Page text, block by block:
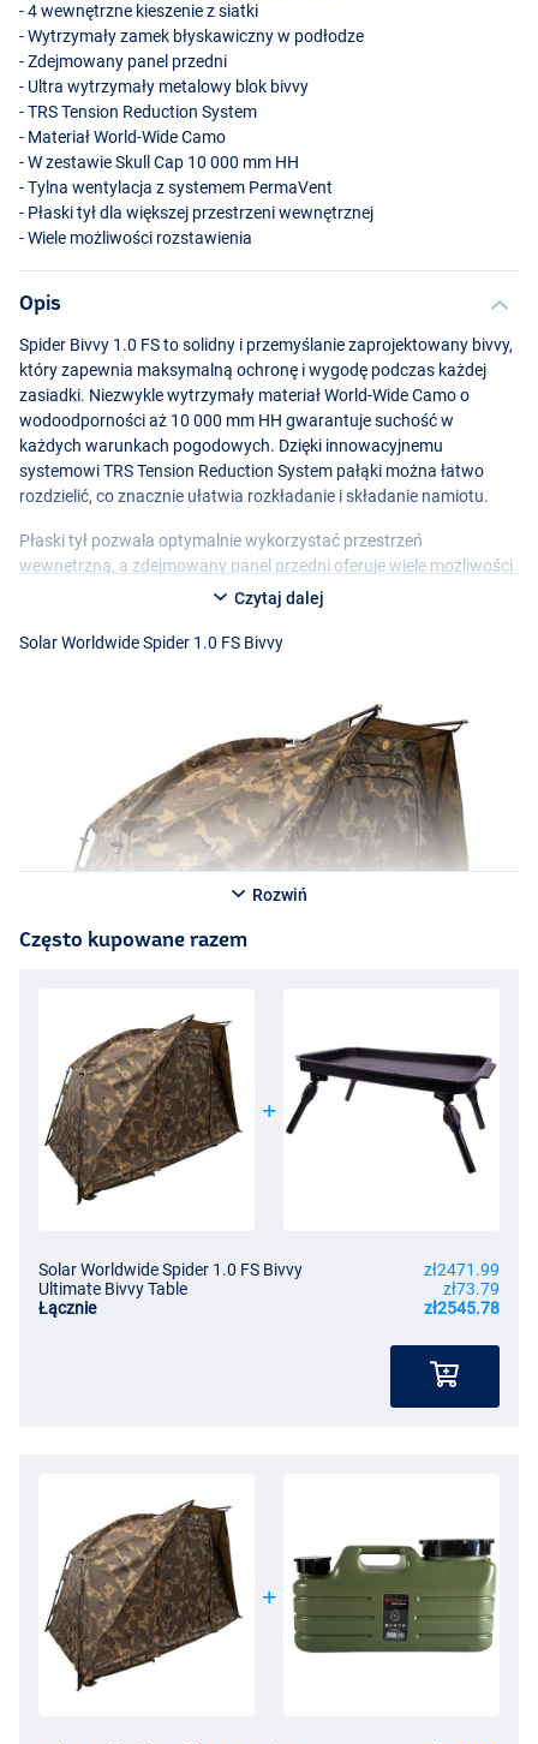
- 4 wewnętrzne kieszenie z siatki
- Wytrzymały zamek błyskawiczny w podłodze
- Zdejmowany panel przedni
- Ultra wytrzymały metalowy blok bivvy
-TRSTension Reduction System
- Materiał World-Wide Camo
- W zestawie Skull Cap 10 000 mm HH
- Tylna wentylacja z systemem PermaVent
- Płaski tył dla większej przestrzeni wewnętrznej
- Wiele możliwości rozstawienia
Opis
Spider Bivvy 1.0 FS to solidny i przemyślanie zaprojektowany bivvy,
który zapewnia maksymalną ochronę i wygodę podczas każdej
zasiadki. Niezwykle wytrzymały materiał World-Wide Camo o
wodoodporności aż 10 000 mm HH gwarantuje suchość w
każdych warunkach pogodowych. Dzięki innowacyjnemu
systemowiTRSTension Reduction System pałąki można łatwo
rozdzielić, co znacznie ułatwia rozkładanie i składanie namiotu.
Płaski tył pozwala optymalnie wykorzystać przestrzeń
wewnętrzną, a zdejmowany panel przedni oferuje wiele możliwości
konfiguracji. System wentylacji PermaVent z tyłu zapewnia
Wykończony mocnymi zamkami, wyposażony w wewnętrzne
wymagającego wędkarza. Solidna baza na każdą zasiadkę!
Czytaj dalej
Solar Worldwide Spider 1.0 FS Bivvy
Rozwiń
Często kupowane razem
Solar Worldwide Spider 1.0 FS Bivvy
zł2471.99
Ultimate Bivvy Table
zł73.79
Łącznie
zł2545.78